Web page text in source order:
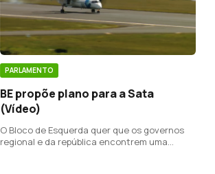
PARLAMENTO
BE propõe plano para a Sata
(Vídeo)
O Bloco de Esquerda quer que os governos
regional e da república encontrem uma